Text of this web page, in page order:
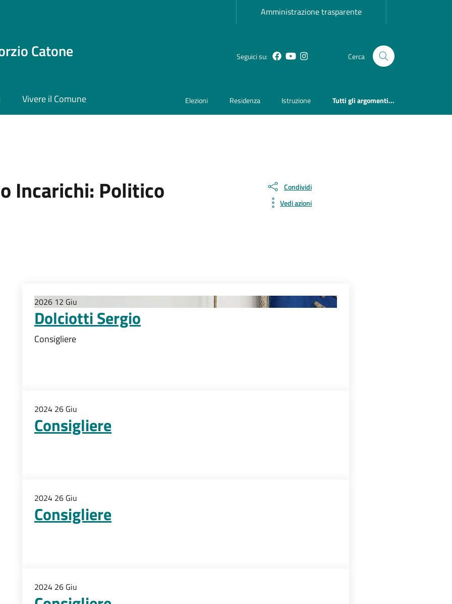
Amministrazione trasparente
Catone Seguici su: Facebook
YouTubeInstagram Cerca
Vivere il Comune Elezioni Residenza Istruzione Tutti gli argomenti...
Incarichi: Politico
Condividi
Vedi azioni
2026 12 Giu
Dolciotti Sergio
Consigliere
2024 26 Giu
Consigliere
2024 26 Giu
Consigliere
2024 26 Giu